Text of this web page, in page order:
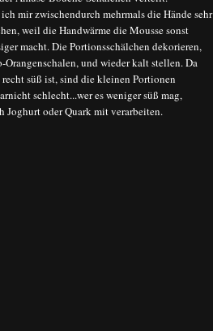
mir zwischendurch mehrmals die Hände sehr
weil die Handwärme die Mousse sonst
macht. Die Portionsschälchen dekorieren,
und wieder kalt stellen. Da
süß ist, sind die kleinen Portionen
schlecht...wer es weniger süß mag,
Joghurt oder Quark mit verarbeiten.